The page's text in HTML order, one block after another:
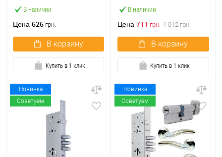
В наличии
Цена 626 грн.
В корзину
Купить в 1 клик
В наличии
Цена 711 грн. 1 012грн.
В корзину
Купить в 1 клик
Новинка
Советуем
Новинка
Советуем